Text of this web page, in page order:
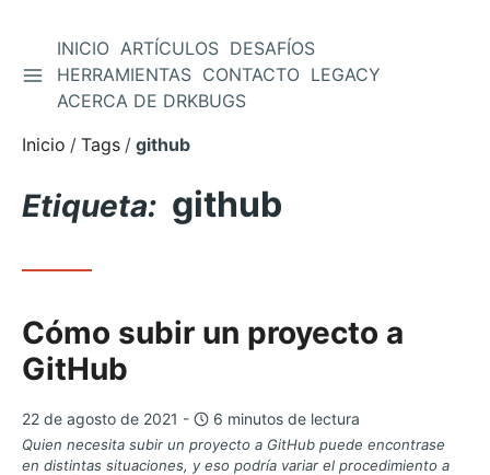
Saltar
contenido
ALTERNAR BARRA LATERAL
INICIO ARTÍCULOS DESAFÍOS
HERRAMIENTAS CONTACTO LEGACY
ACERCA DE DRKBUGS
Inicio
Tags github
Etiqueta: github
Cómo subir un proyecto a
GitHub
22 de agosto de 2021 - 6 minutos de lectura
Quien necesita subir un proyecto a GitHub puede encontrase
en distintas situaciones, y eso podría variar el procedimiento a